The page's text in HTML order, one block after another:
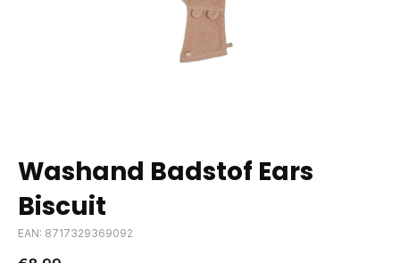
Washand Badstof Ears
Biscuit
EAN: 8717329369092